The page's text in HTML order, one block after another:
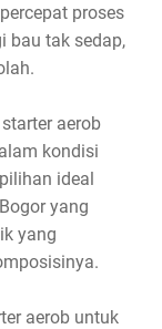
proses
bau tak sedap,
aerob
kondisi
ideal
yang
yang
aerob untuk